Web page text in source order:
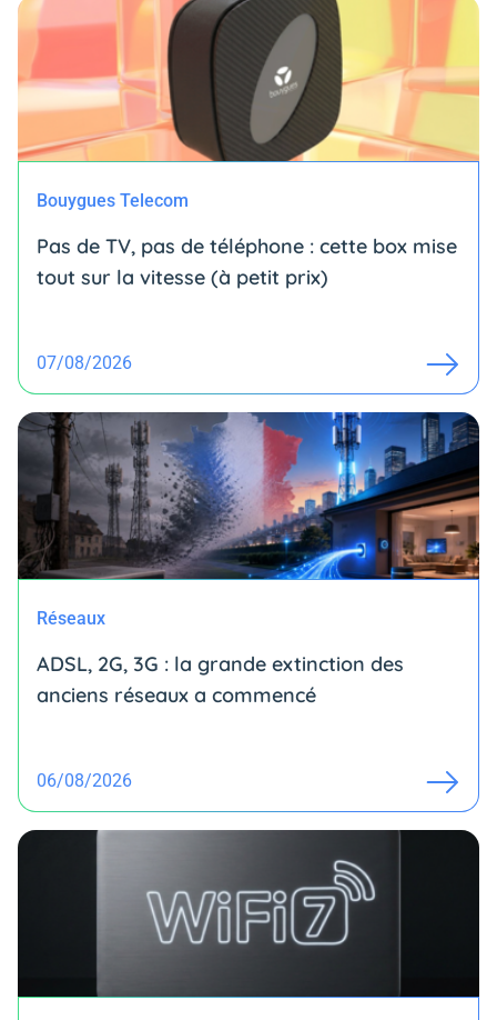
Bouygues Telecom
Pas de TV, pas de téléphone : cette box mise
tout sur la vitesse (à petit prix)
07/08/2026
Réseaux
ADSL, 2G, 3G : la grande extinction des
anciens réseaux a commencé
06/08/2026